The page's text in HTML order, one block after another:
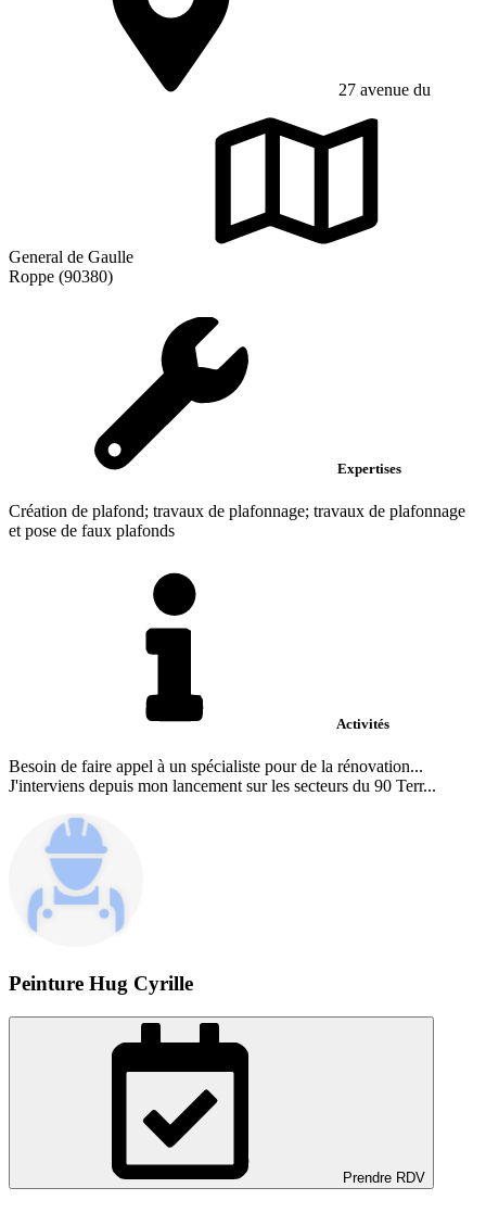
27 avenue du
General de Gaulle
Roppe (90380)
Expertises
Création de plafond; travaux de plafonnage; travaux de plafonnage
et pose de faux plafonds
Activités
Besoin de faire appel à un spécialiste pour de la rénovation...
J'interviens depuis mon lancement sur les secteurs du 90 Terr...
Peinture Hug Cyrille
Prendre RDV